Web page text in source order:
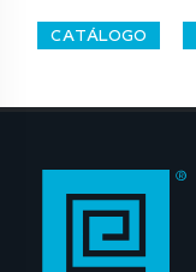
CATÁLOGO